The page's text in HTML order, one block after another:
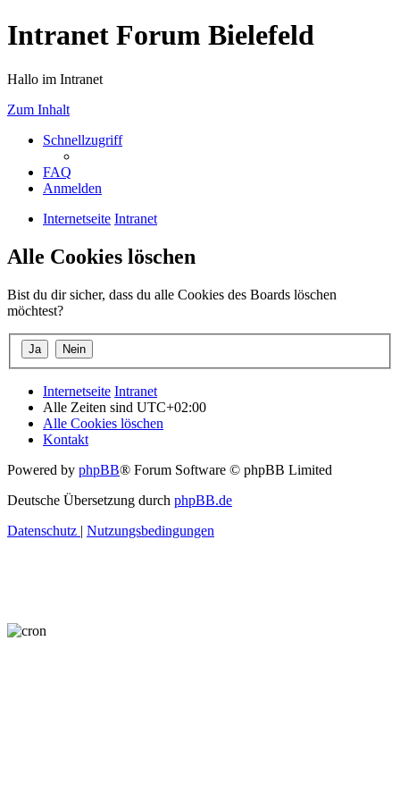
Intranet Forum Bielefeld
Hallo im Intranet
Zum Inhalt
Schnellzugriff
FAQ
Anmelden
Internetseite Intranet
Alle Cookies löschen
Bist du dir sicher, dass du alle Cookies des Boards löschen
möchtest?
Internetseite Intranet
Alle Zeiten sind UTC+02:00
Alle Cookies löschen
Kontakt
Powered by phpBB® Forum Software © phpBB Limited
Deutsche Übersetzung durch phpBB.de
Datenschutz | Nutzungsbedingungen